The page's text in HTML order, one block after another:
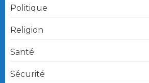
Politique
Religion
Santé
Sécurité